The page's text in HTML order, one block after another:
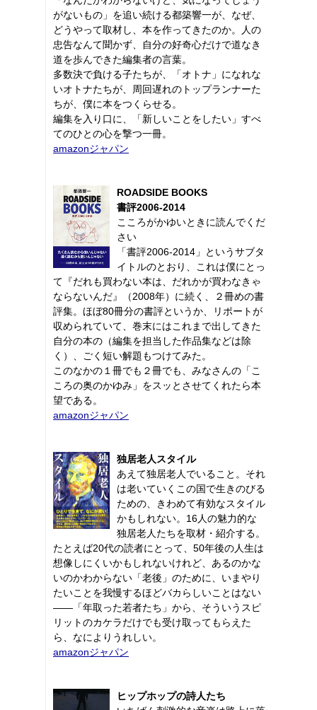
がないもの」を追い続ける都築響一が、なぜ、
どうやって取材し、本を作ってきたのか。人の
忠告なんて聞かず、自分の好奇心だけで道なき
道を歩んできた編集者の言葉。
多数決で負ける子たちが、「オトナ」になれな
いオトナたちが、周回遅れのトップランナーた
ちが、僕に本をつくらせる。
編集を入り口に、「新しいことをしたい」すべ
てのひとの心を撃つ一冊。
amazonジャパン
ROADSIDE BOOKS
書評2006-2014
こころがかゆいときに読んでくだ
さい
「書評2006-2014」というサブタ
イトルのとおり、これは僕にとっ
て『だれも買わない本は、だれかが買わなきゃ
ならないんだ』（2008年）に続く、２冊めの書
評集。ほぼ80冊分の書評というか、リポートが
収められていて、巻末にはこれまで出してきた
自分の本の（編集を担当した作品集などは除
く）、ごく短い解題もつけてみた。
このなかの１冊でも２冊でも、みなさんの「こ
ころの奥のかゆみ」をスッとさせてくれたら本
望である。
amazonジャパン
独居老人スタイル
あえて独居老人でいること。それ
は老いていくこの国で生きのびる
ための、きわめて有効なスタイル
かもしれない。16人の魅力的な
独居老人たちを取材・紹介する。
たとえば20代の読者にとって、50年後の人生は
想像しにくいかもしれないけれど、あるのかな
いのかわからない「老後」のために、いまやり
たいことを我慢するほどバカらしいことはない
――「年取った若者たち」から、そういうスピ
リットのカケラだけでも受け取ってもらえた
ら、なによりうれしい。
amazonジャパン
ヒップホップの詩人たち